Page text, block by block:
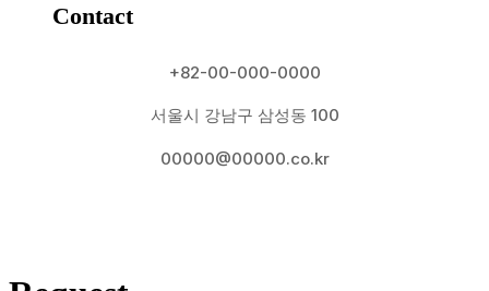
Contact
+82-00-000-0000
서울시 강남구 삼성동 100
00000@00000.co.kr